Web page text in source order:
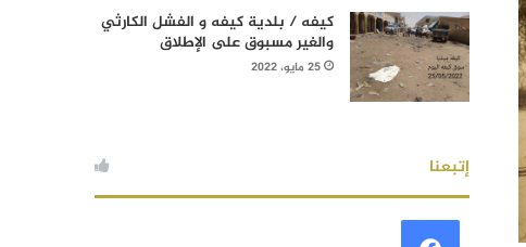
كيفه / بلدية كيفه و الفشل الكارثي
والغير مسبوق على الإطلاق
25 مايو، 2022
إتبعنا